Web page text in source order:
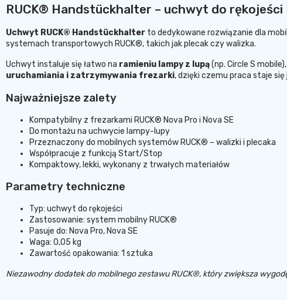
RUCK® Handstückhalter – uchwyt do rękojeści
Uchwyt RUCK® Handstückhalter to dedykowane rozwiązanie dla
systemach transportowych RUCK®, takich jak plecak czy walizka.
Uchwyt instaluje się łatwo na ramieniu lampy z lupą(np. Circle S
uruchamiania i zatrzymywania frezarki, dzięki czemu praca staje
Najważniejsze zalety
Kompatybilny z frezarkami RUCK® Nova Pro i Nova SE
Do montażu na uchwycie lampy-lupy
Przeznaczony do mobilnych systemów RUCK® – walizki i plecaka
Współpracuje z funkcją Start/Stop
Kompaktowy, lekki, wykonany z trwałych materiałów
Parametry techniczne
Typ: uchwyt do rękojeści
Zastosowanie: system mobilny RUCK®
Pasuje do: Nova Pro, Nova SE
Waga: 0,05 kg
Zawartość opakowania: 1 sztuka
Niezawodny dodatek do mobilnego zestawu RUCK®, który zwiększa